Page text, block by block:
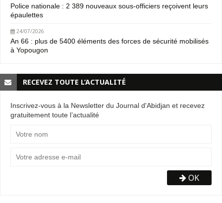
Police nationale : 2 389 nouveaux sous-officiers reçoivent leurs
épaulettes
24/07/2026
An 66 : plus de 5400 éléments des forces de sécurité mobilisés
à Yopougon
RECEVEZ TOUTE L’ACTUALITÉ
Inscrivez-vous à la Newsletter du Journal d'Abidjan et recevez
gratuitement toute l’actualité
OK